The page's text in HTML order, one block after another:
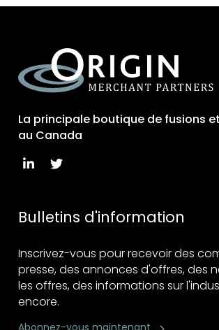
La principale boutique de fusions
au Canada
Bulletins d'information
Inscrivez-vous pour recevoir des
presse, des annonces d'offres, des
les offres, des informations sur
encore.
Abonnez-vous maintenant